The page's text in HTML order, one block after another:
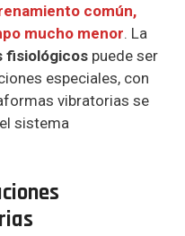
común,
mucho menor. La
fisiológicos puede ser
especiales, con
vibratorias se
sistema